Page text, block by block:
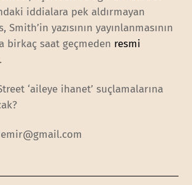
iddialara pek aldırmayan
Smith’in yazısının yayınlanmasının
birkaç saat geçmeden resmi
.
‘aileye ihanet’ suçlamalarına